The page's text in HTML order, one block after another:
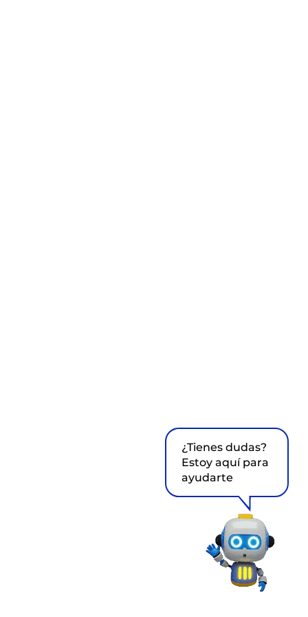
¿Tienes dudas?
Estoy aquí para
ayudarte